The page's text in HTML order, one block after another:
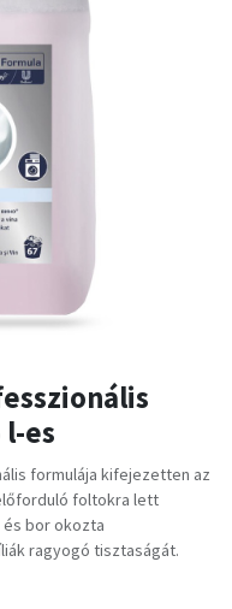
es
formulája kifejezetten az
foltokra lett
bor okozta
ragyogó tisztaságát.